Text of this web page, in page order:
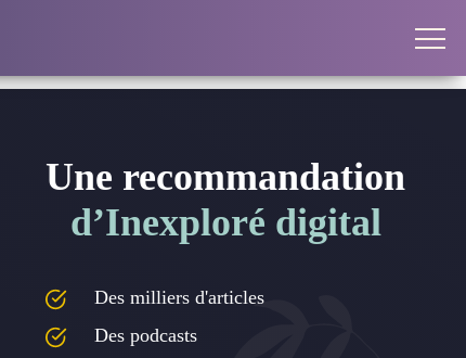
Une recommandation
d’Inexploré digital
Des milliers d'articles
Des podcasts